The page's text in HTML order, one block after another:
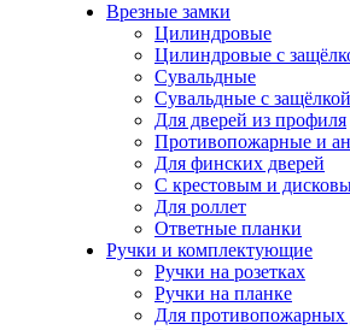
Врезные замки
Цилиндровые
Цилиндровые с
Сувальдные
Сувальдные с защёлкой
Для дверей из профиля
Противопожарные и
Для финских дверей
С крестовым и
Для роллет
Ответные планки
Ручки и комплектующие
Ручки на розетках
Ручки на планке
Для противопожарных